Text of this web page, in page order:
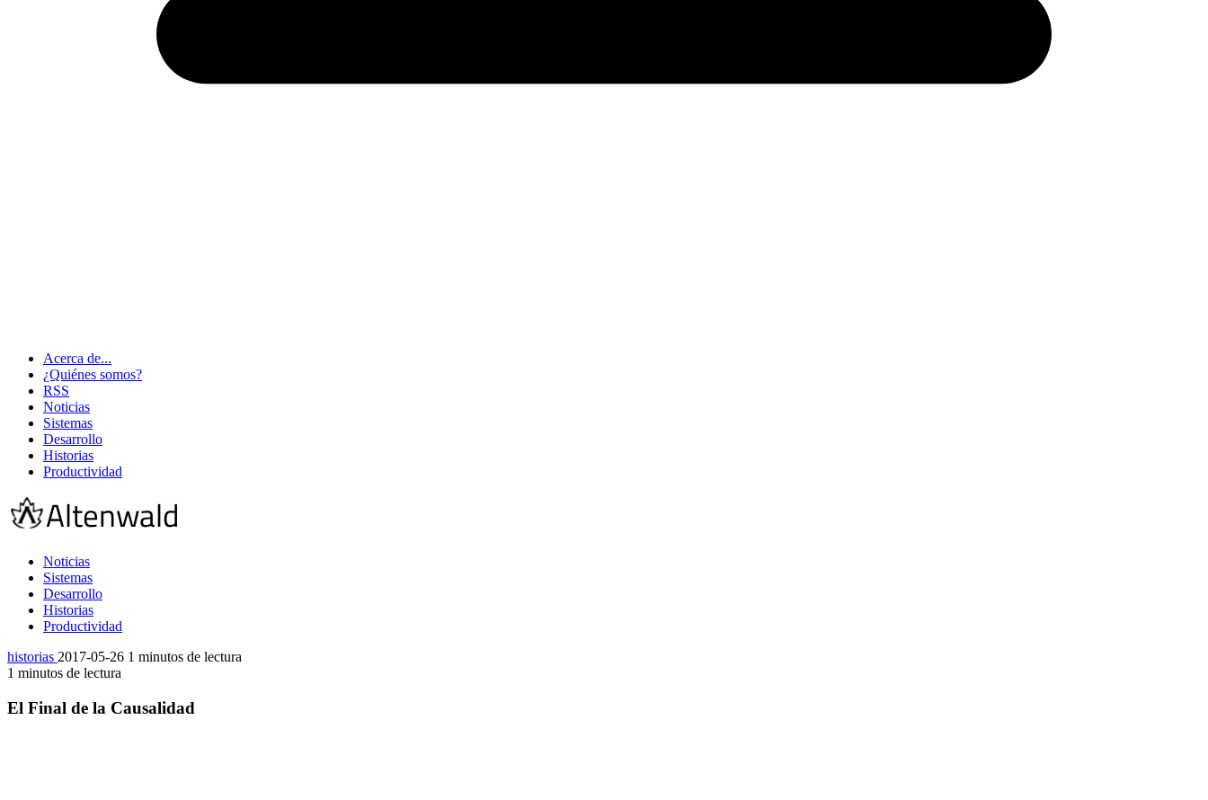
Acerca de...
¿Quiénes somos?
RSS
Noticias
Sistemas
Desarrollo
Historias
Productividad
Noticias
Sistemas
Desarrollo
Historias
Productividad
historias 2017-05-26 1 minutos de lectura
1 minutos de lectura
El Final de la Causalidad